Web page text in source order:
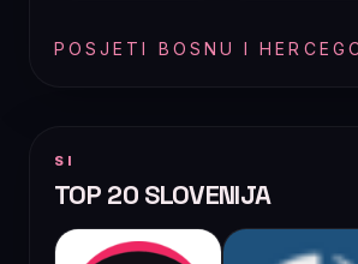
POSJETI BOSNU I
SI
TOP 20 SLOVENIJA